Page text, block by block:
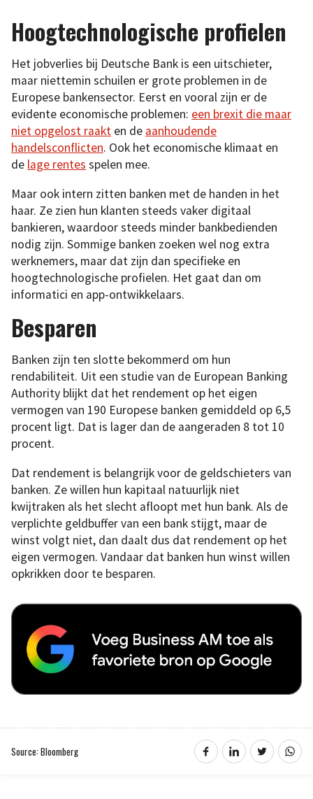
Hoogtechnologische profielen
Het jobverlies bij Deutsche Bank is een uitschieter,
maar niettemin schuilen er grote problemen in de
Europese bankensector. Eerst en vooral zijn er de
evidente economische problemen: een brexit die maar
niet opgelost raakt en de aanhoudende
handelsconflicten. Ook het economische klimaat en
de lage rentes spelen mee.
Maar ook intern zitten banken met de handen in het
haar. Ze zien hun klanten steeds vaker digitaal
bankieren, waardoor steeds minder bankbedienden
nodig zijn. Sommige banken zoeken wel nog extra
werknemers, maar dat zijn dan specifieke en
hoogtechnologische profielen. Het gaat dan om
informatici en app-ontwikkelaars.
Besparen
Banken zijn ten slotte bekommerd om hun
rendabiliteit. Uit een studie van de European Banking
Authority blijkt dat het rendement op het eigen
vermogen van 190 Europese banken gemiddeld op 6,5
procent ligt. Dat is lager dan de aangeraden 8 tot 10
procent.
Dat rendement is belangrijk voor de geldschieters van
banken. Ze willen hun kapitaal natuurlijk niet
kwijtraken als het slecht afloopt met hun bank. Als de
verplichte geldbuffer van een bank stijgt, maar de
winst volgt niet, dan daalt dus dat rendement op het
eigen vermogen. Vandaar dat banken hun winst willen
opkrikken door te besparen.
Source: Bloomberg